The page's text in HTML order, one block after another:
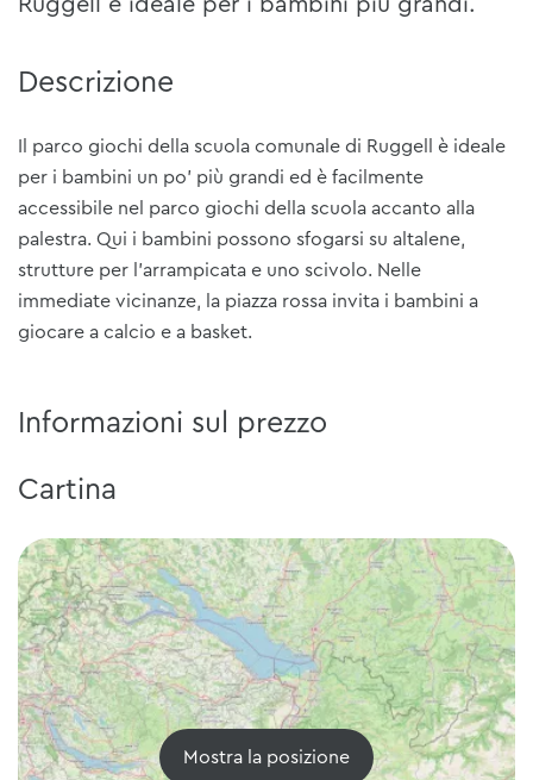
Descrizione
Il parco giochi della scuola comunale di Ruggell è ideale
per i bambini un po' più grandi ed è facilmente
accessibile nel parco giochi della scuola accanto alla
palestra. Qui i bambini possono sfogarsi su altalene,
strutture per l'arrampicata e uno scivolo. Nelle
immediate vicinanze, la piazza rossa invita i bambini a
giocare a calcio e a basket.
Informazioni sul prezzo
Cartina
Mostra la posizione